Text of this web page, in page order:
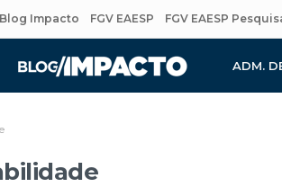
Impacto FGV EAESP FGV EAESP
ADM.